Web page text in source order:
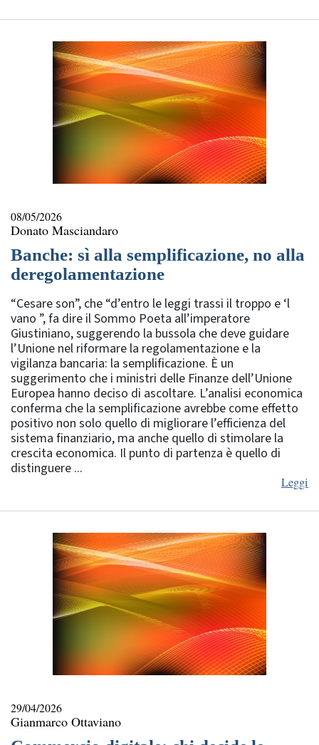
08/05/2026
Donato Masciandaro
Banche: sì alla semplificazione, no alla
deregolamentazione
“Cesare son”, che “d’entro le leggi trassi il troppo e ‘l
vano ”, fa dire il Sommo Poeta all’imperatore
Giustiniano, suggerendo la bussola che deve guidare
l’Unione nel riformare la regolamentazione e la
vigilanza bancaria: la semplificazione. È un
suggerimento che i ministri delle Finanze dell’Unione
Europea hanno deciso di ascoltare. L’analisi economica
conferma che la semplificazione avrebbe come effetto
positivo non solo quello di migliorare l’efficienza del
sistema finanziario, ma anche quello di stimolare la
crescita economica. Il punto di partenza è quello di
distinguere ...
Leggi
29/04/2026
Gianmarco Ottaviano